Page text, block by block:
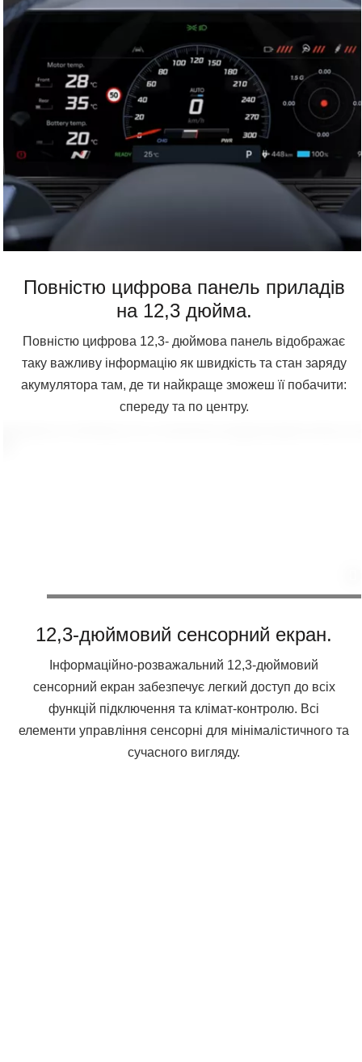
Повністю цифрова панель приладів
на 12,3 дюйма.
Повністю цифрова 12,3- дюймова панель відображає
таку важливу інформацію як швидкість та стан заряду
акумулятора там, де ти найкраще зможеш її побачити:
спереду та по центру.
12,3-дюймовий сенсорний екран.
Інформаційно-розважальний 12,3-дюймовий
сенсорний екран забезпечує легкий доступ до всіх
функцій підключення та клімат-контролю. Всі
елементи управління сенсорні для мінімалістичного та
сучасного вигляду.